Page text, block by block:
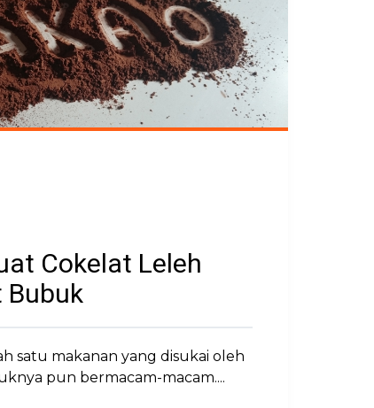
Cokelat Leleh
Bubuk
satu makanan yang disukai oleh
pun bermacam-macam....